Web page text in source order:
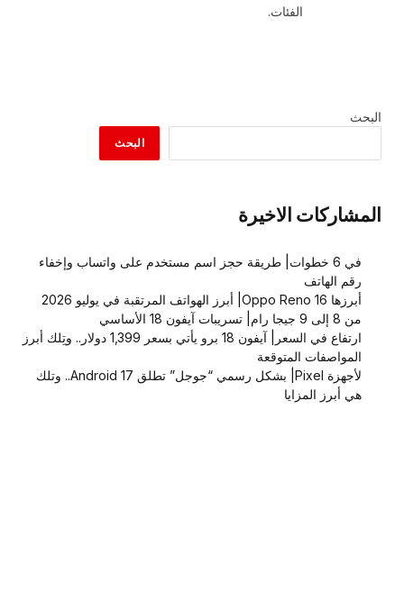
الفئات.
البحث
البحث
المشاركات الاخيرة
في 6 خطوات| طريقة حجز اسم مستخدم على واتساب وإخفاء
رقم الهاتف
أبرزها Oppo Reno 16| أبرز الهواتف المرتقبة في يوليو 2026
من 8 إلى 9 جيجا رام| تسريبات آيفون 18 الأساسي
ارتفاع في السعر| آيفون 18 برو يأتي بسعر 1,399 دولار.. وتِلك أبرز
المواصفات المتوقعة
لأجهزة Pixel| بشكل رسمي “جوجل” تطلق Android 17.. وتلك
هي أبرز المزايا